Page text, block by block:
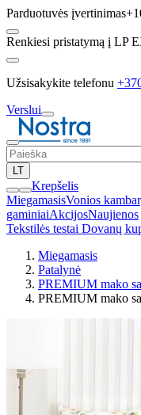
Parduotuvės įvertinimas
Renkiesi pristatymą į LP
Užsisakykite telefonu
Verslui
LT
Krepšelis
MiegamasisVonios
gaminiaiAkcijosNaujienos
Tekstilės testai Dovanų
Miegamasis
Patalynė
PREMIUM mako
PREMIUM mako